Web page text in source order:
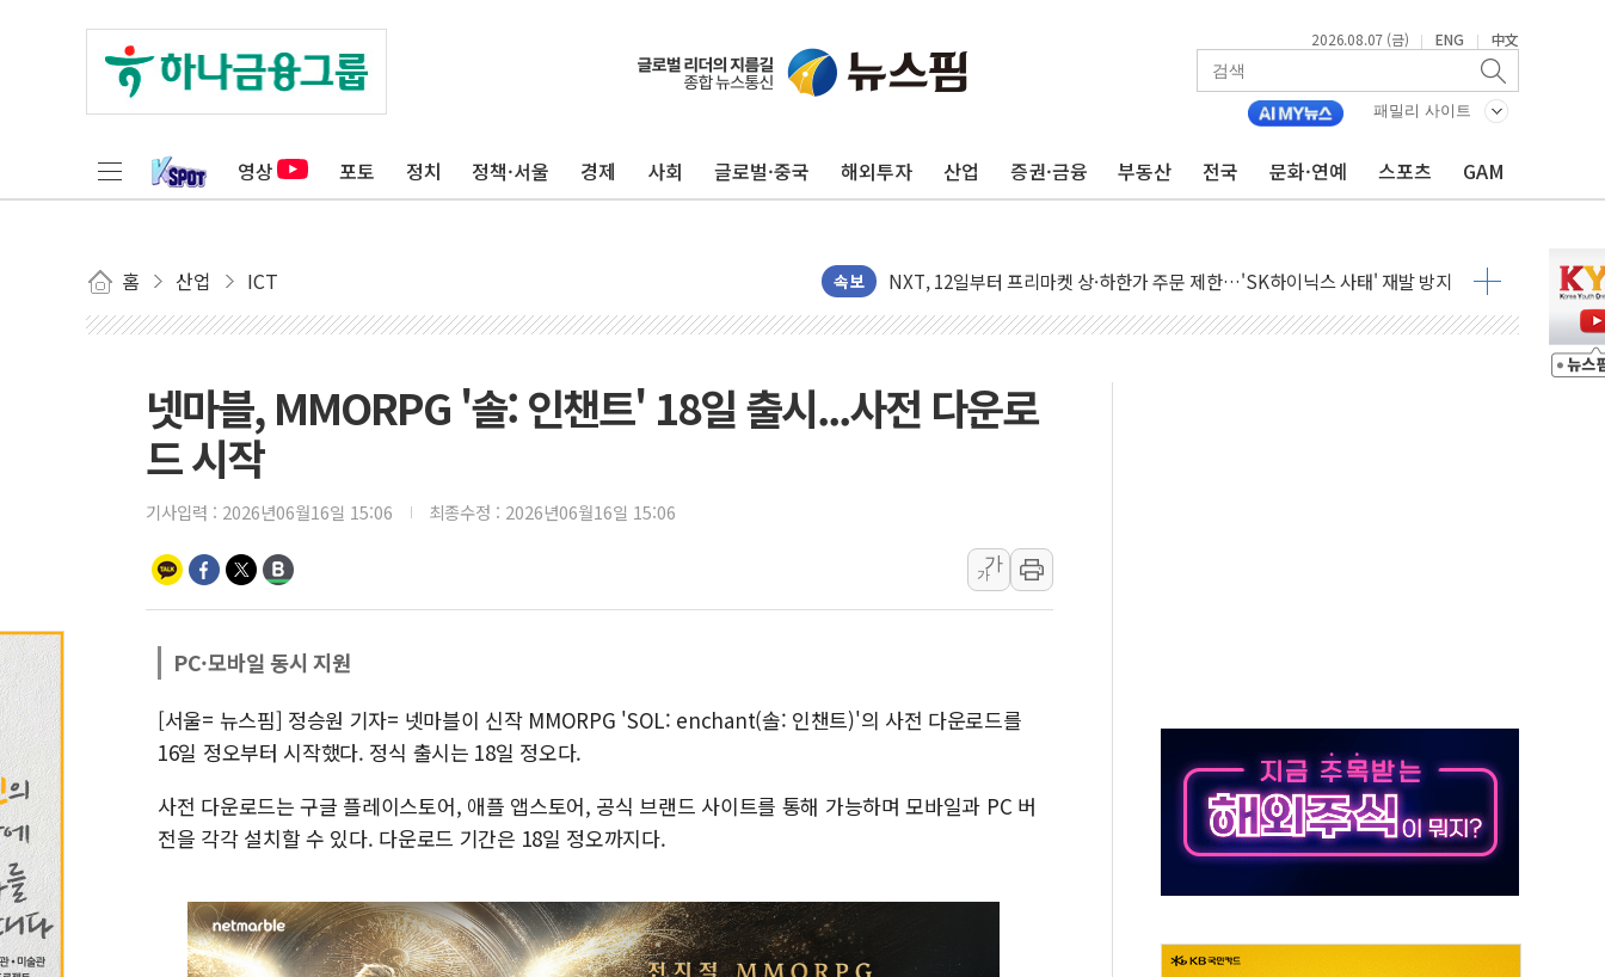
2026.08.07 (금) | ENG | 中文
패밀리 사이트
영상 포토 정치 정책·서울 경제 사회 글로벌·중국 해외투자 산업 증권·금융 부동산 전국 문화·연예 스포츠 GAM
홈 산업 ICT 속보
교보증권, 10일까지 코스피200 지수 기초자산 원금지급형 ELB 공모
[뉴스핌 뉴스레터 Today ANDA] 8월 7일
보름째 잠 못 드는 서울…30도 열대야에 피로 누적 '건강 적신호'
미일 환율공조 뒷말 무성..."맘대로 팔지도 못하는데 무슨 기축통화"
더본코리아 롤링파스타, 파브리 셰프 모델 발탁
4자 연합 균열에 분쟁 재점화 조짐…한미 지배구조 다시 요동
임대사업자, 등록임대 세제혜택 축소에 반발…"정책 신뢰 뒤집어"
대우건설, 50대 이강석 대표 전면에...임원·조직 대대적 개편 예고
종합특검, '계엄 수용공간 확보' 신용해 前교정본부장 불구속 기소
"주식이야 코인이야"…연속 사이드카·널뛰기에 개미들 '패닉'
에쓰씨엔지니어링, 큐니티와 반도체 EPC 추가 수주
넷마블, MMORPG '솔: 인챈트' 18일 출시...사전 다운로
드 시작
기사입력 : 2026년06월16일 15:06 최종수정 : 2026년06월16일 15:06
가
가
PC·모바일 동시 지원
[서울= 뉴스핌] 정승원 기자= 넷마블이 신작 MMORPG 'SOL: enchant(솔: 인챈트)'의 사전 다운로드를
16일 정오부터 시작했다. 정식 출시는 18일 정오다.
사전 다운로드는 구글 플레이스토어, 애플 앱스토어, 공식 브랜드 사이트를 통해 가능하며 모바일과 PC 버
전을 각각 설치할 수 있다. 다운로드 기간은 18일 정오까지다.